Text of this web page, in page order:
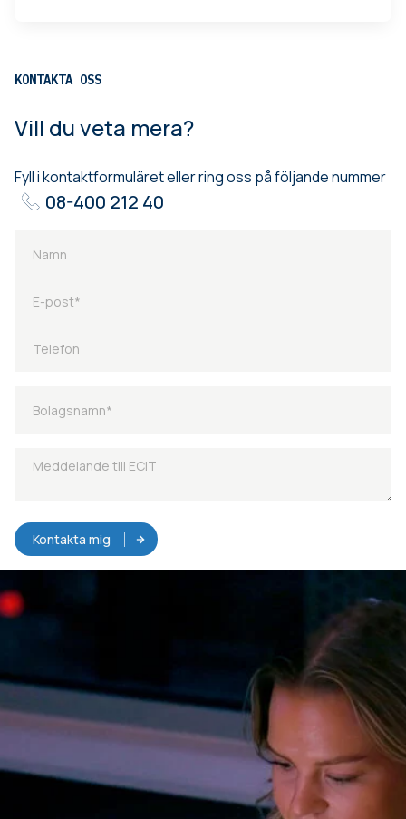
KONTAKTA OSS
Vill du veta mera?
Fyll i kontaktformuläret eller ring oss på följande nummer
08-400 212 40